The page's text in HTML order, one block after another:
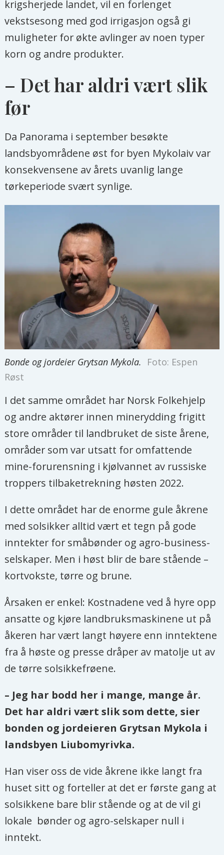
krigsherjede landet, vil en forlenget
vekstsesong med god irrigasjon også gi
muligheter for økte avlinger av noen typer
korn og andre produkter.
– Det har aldri vært slik
før
Da Panorama i september besøkte
landsbyområdene øst for byen Mykolaiv var
konsekvensene av årets uvanlig lange
tørkeperiode svært synlige.
Bonde og jordeier Grytsan Mykola.
Foto: Espen
Røst
I det samme området har Norsk Folkehjelp
og andre aktører innen minerydding frigitt
store områder til landbruket de siste årene,
områder som var utsatt for omfattende
mine-forurensning i kjølvannet av russiske
troppers tilbaketrekning høsten 2022.
I dette området har de enorme gule åkrene
med solsikker alltid vært et tegn på gode
inntekter for småbønder og agro-business-
selskaper. Men i høst blir de bare stående –
kortvokste, tørre og brune.
Årsaken er enkel: Kostnadene ved å hyre opp
ansatte og kjøre landbruksmaskinene ut på
åkeren har vært langt høyere enn inntektene
fra å høste og presse dråper av matolje ut av
de tørre solsikkefrøene.
– Jeg har bodd her i mange, mange år.
Det har aldri vært slik som dette, sier
bonden og jordeieren Grytsan Mykola i
landsbyen Liubomyrivka.
Han viser oss de vide åkrene ikke langt fra
huset sitt og forteller at det er første gang at
solsikkene bare blir stående og at de vil gi
lokale bønder og agro-selskaper null i
inntekt.